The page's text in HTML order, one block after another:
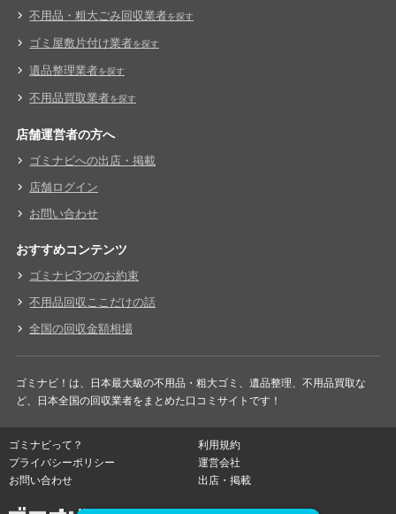
不用品・粗大ごみ回収業者を探す
ゴミ屋敷片付け業者を探す
遺品整理業者を探す
不用品買取業者を探す
店舗運営者の方へ
ゴミナビへの出店・掲載
店舗ログイン
お問い合わせ
おすすめコンテンツ
ゴミナビ3つのお約束
不用品回収ここだけの話
全国の回収金額相場
ゴミナビ！は、日本最大級の不用品・粗大ゴミ、遺品整理、不用品買取な
ど、日本全国の回収業者をまとめた口コミサイトです！
ゴミナビって？
利用規約
プライバシーポリシー
運営会社
お問い合わせ
出店・掲載